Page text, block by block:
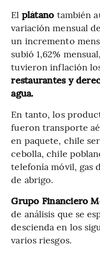
El plátano también
variación mensual
un incremento
subió 1,62%
tuvieron inflación
restaurantes y
agua.
En tanto, los
fueron transporte
en paquete, chile
cebolla, chile
telefonía móvil, gas
de abrigo.
Grupo Financiero
de análisis que se
descienda en los
varios riesgos.